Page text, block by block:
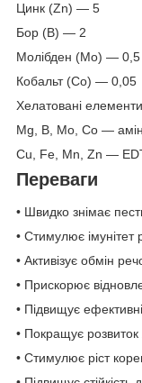
Цинк (Zn) — 5
Бор (B) — 2
Молібден (Mo) — 0,5
Кобальт (Co) — 0,05
Хелатовані
Mg, B, Mo, Co —
Cu, Fe, Mn, Zn —
Переваги
• Швидко знімає
• Стимулює імунітет
• Активізує обмін
• Прискорює
• Підвищує
• Покращує розвиток
• Стимулює ріст